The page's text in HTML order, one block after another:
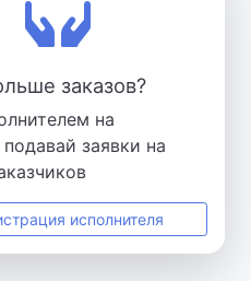
заказов?
на
заявки на
исполнителя